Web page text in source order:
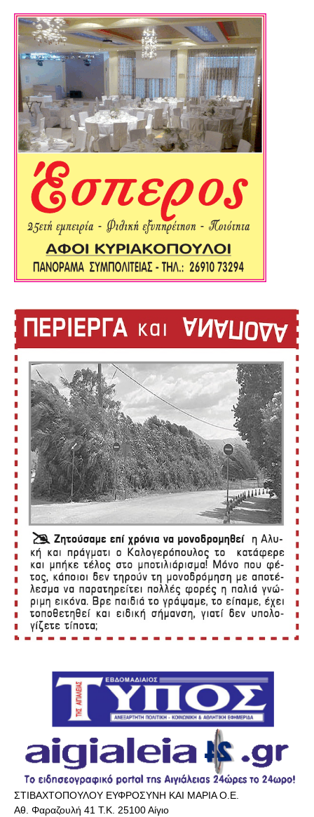
ΣΤΙΒΑΧΤΟΠΟΥΛΟΥ ΕΥΦΡΟΣΥΝΗ ΚΑΙ ΜΑΡΙΑ Ο.Ε.
Αθ. Φαραζουλή 41 Τ.Κ. 25100 Αίγιο